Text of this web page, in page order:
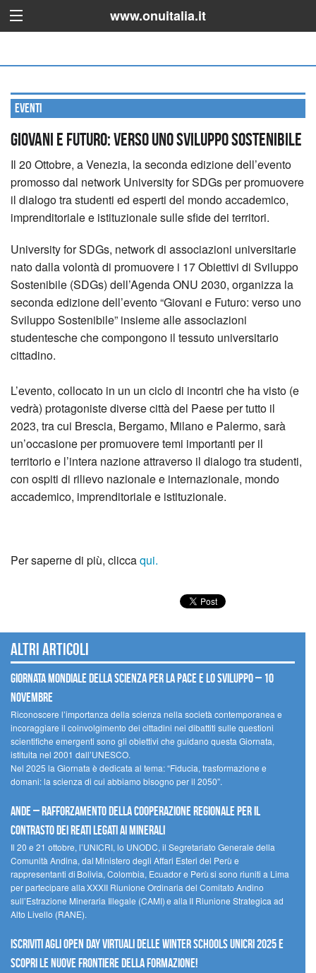
www.onuitalia.it
Eventi
Giovani e futuro: verso uno sviluppo sostenibile
Il 20 Ottobre, a Venezia, la seconda edizione dell’evento
promosso dal network University for SDGs per promuovere
il dialogo tra studenti ed esperti del mondo accademico,
imprenditoriale e istituzionale sulle sfide dei territori.
University for SDGs, network di associazioni universitarie
nato dalla volontà di promuovere i 17 Obiettivi di Sviluppo
Sostenibile (SDGs) dell’Agenda ONU 2030, organizza la
seconda edizione dell’evento “Giovani e Futuro: verso uno
Sviluppo Sostenibile” insieme alle associazioni
studentesche che compongono il tessuto universitario
cittadino.
L’evento, collocato in un un ciclo di incontri che ha visto (e
vedrà) protagoniste diverse città del Paese per tutto il
2023, tra cui Brescia, Bergamo, Milano e Palermo, sarà
un’occasione per promuovere temi importanti per il
territorio e l’intera nazione attraverso il dialogo tra studenti,
con ospiti di rilievo nazionale e internazionale, mondo
accademico, imprenditoriale e istituzionale.
Per saperne di più, cliccaqui.
Altri articoli
Giornata mondiale della scienza per la pace e lo sviluppo – 10
novembre
Riconoscere l’importanza della scienza nella società contemporanea e
incoraggiare il coinvolgimento dei cittadini nei dibattiti sulle questioni
scientifiche emergenti sono gli obiettivi che guidano questa Giornata,
istituita nel 2001 dall’UNESCO.
Nel 2025 la Giornata è dedicata al tema: “Fiducia, trasformazione e
domani: la scienza di cui abbiamo bisogno per il 2050”.
Ande – Rafforzamento della cooperazione regionale per il
contrasto dei reati legati ai minerali
Il 20 e 21 ottobre, l’UNICRI, lo UNODC, il Segretariato Generale della
Comunità Andina, dal Ministero degli Affari Esteri del Perù e
rappresentanti di Bolivia, Colombia, Ecuador e Perù si sono riuniti a Lima
per partecipare alla XXXII Riunione Ordinaria del Comitato Andino
sull’Estrazione Mineraria Illegale (CAMI) e alla II Riunione Strategica ad
Alto Livello (RANE).
Iscriviti agli Open Day Virtuali delle Winter Schools UNICRI 2025 e
scopri le nuove frontiere della formazione!